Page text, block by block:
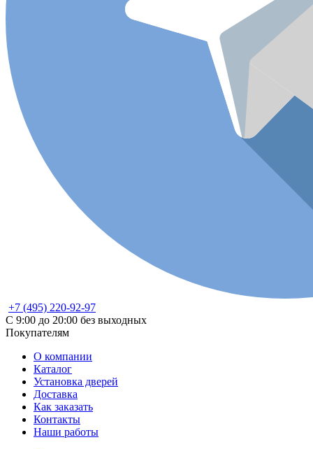
+7 (495) 220-92-97
С 9:00 до 20:00 без выходных
Покупателям
О компании
Каталог
Установка дверей
Доставка
Как заказать
Контакты
Наши работы